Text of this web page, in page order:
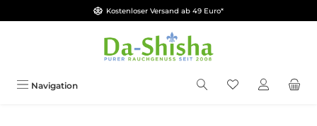
Zum Hauptinhalt springenKostenloser Versand ab 49 Euro*
Navigation Du hast 0